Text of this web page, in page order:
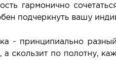
гармонично
подчеркнуть вашу
- принципиально
а скользит по полотну,